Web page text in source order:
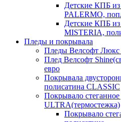
Детские КПБ
PALERMO,
Детские КПБ
MISTERIA,
Пледы и покрывала
Пледы Велсофт Люкс
Плед Велсофт
евро
Покрывала
полисатина CLASSIC
Покрывало стеганное
ULTRA(термостежка)
Покрывало